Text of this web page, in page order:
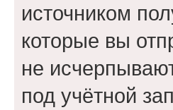
источником
которые вы
не
под учётной